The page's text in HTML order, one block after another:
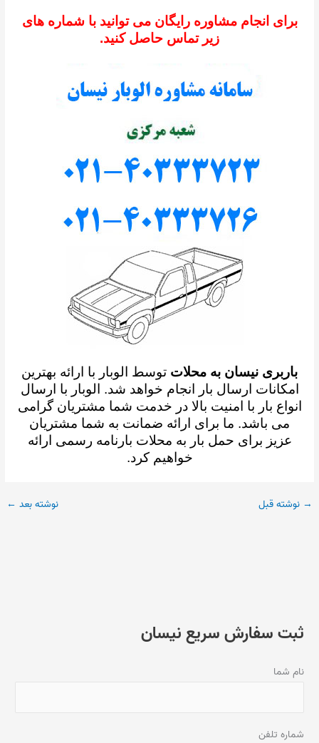
برای انجام مشاوره رایگان می توانید با شماره های
زیر تماس حاصل کنید.
باربری نیسان به محلات توسط الوبار با ارائه بهترین
امکانات ارسال بار انجام خواهد شد. الوبار با ارسال
انواع بار با امنیت بالا در خدمت شما مشتریان گرامی
می باشد. ما برای ارائه ضمانت به شما مشتریان
عزیز برای حمل بار به محلات بارنامه رسمی ارائه
خواهیم کرد.
→ نوشته قبل نوشته بعد ←
ثبت سفارش سریع نیسان
نام شما
شماره تلفن